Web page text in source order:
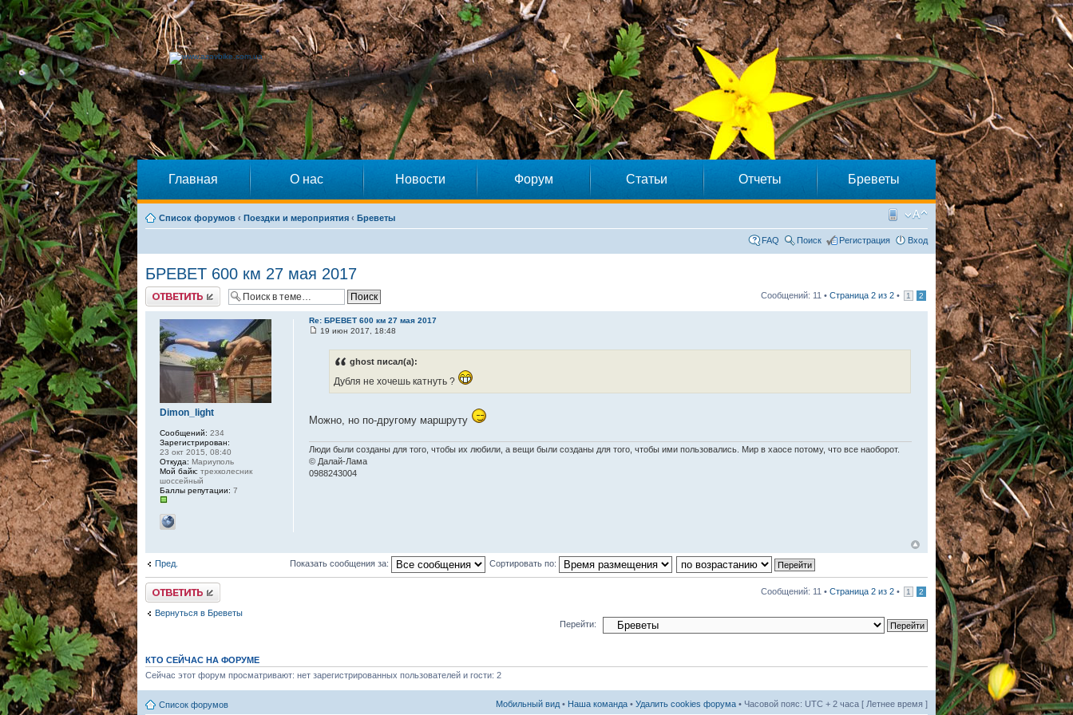
Главная О нас Новости Форум Статьи Отчеты Бреветы
Список форумов ‹ Поездки и мероприятия ‹ Бреветы
FAQ Поиск Регистрация Вход
БРЕВЕТ 600 км 27 мая 2017
Ответить Сообщений: 11 • Страница 2 из 2 • 1 2
Re: БРЕВЕТ 600 км 27 мая 2017
19 июн 2017, 18:48
ghost писал(а):
Дубля не хочешь катнуть ?
Можно, но по-другому маршруту
Люди были созданы для того, чтобы их любили, а вещи были созданы для того, чтобы ими пользовались. Мир в хаосе потому, что все наоборот.
© Далай-Лама
0988243004
Dimon_light
Сообщений: 234
Зарегистрирован:
23 окт 2015, 08:40
Откуда: Мариуполь
Мой байк: трехколесник
шоссейный
Баллы репутации: 7
Пред. Показать сообщения за: Сортировать по:
Ответить Сообщений: 11 • Страница 2 из 2 • 1 2
Вернуться в Бреветы
Перейти:
КТО СЕЙЧАС НА ФОРУМЕ
Сейчас этот форум просматривают: нет зарегистрированных пользователей и гости: 2
Список форумов Мобильный вид • Наша команда • Удалить cookies форума • Часовой пояс: UTC + 2 часа [ Летнее время ]